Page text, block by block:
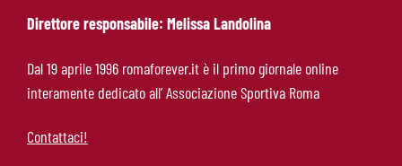
Molina-Roma, arrivo oggi: il passaporto può
sbloccare un altro colpo
Direttore responsabile: Melissa Landolina
Dal 19 aprile 1996 romaforever.it è il primo giornale online
interamente dedicato all’ Associazione Sportiva Roma
Contattaci!